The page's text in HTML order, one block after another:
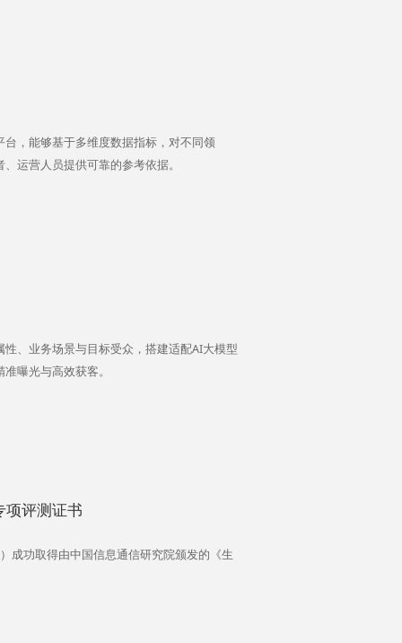
，能够基于多维度数据指标，对不同领
运营人员提供可靠的参考依据。
、业务场景与目标受众，搭建适配AI大模型
曝光与高效获客。
项评测证书
成功取得由中国信息通信研究院颁发的《生